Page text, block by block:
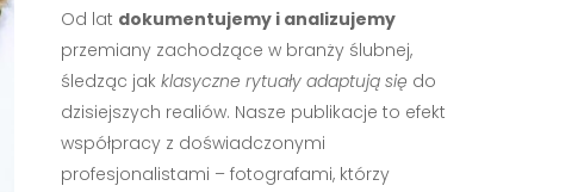
Od lat dokumentujemy i analizujemy
przemiany zachodzące w branży ślubnej,
śledząc jak klasyczne rytuały adaptują się do
dzisiejszych realiów. Nasze publikacje to efekt
współpracy z doświadczonymi
profesjonalistami – fotografami, którzy